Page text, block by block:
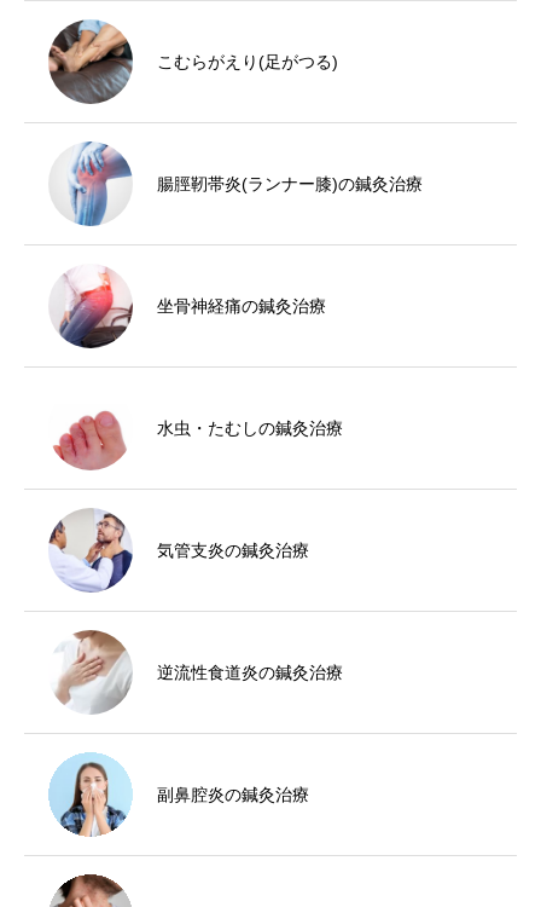
こむらがえり(足がつる)
腸脛靭帯炎(ランナー膝)の鍼灸治療
坐骨神経痛の鍼灸治療
水虫・たむしの鍼灸治療
気管支炎の鍼灸治療
逆流性食道炎の鍼灸治療
副鼻腔炎の鍼灸治療